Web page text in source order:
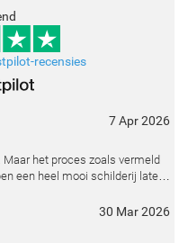
recensies
7 Apr 2026
het proces zoals vermeld
een heel mooi schilderij laten
30 Mar 2026